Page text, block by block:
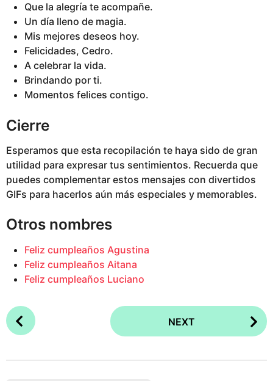
Que la alegría te acompañe.
Un día lleno de magia.
Mis mejores deseos hoy.
Felicidades, Cedro.
A celebrar la vida.
Brindando por ti.
Momentos felices contigo.
Cierre
Esperamos que esta recopilación te haya sido de gran
utilidad para expresar tus sentimientos. Recuerda que
puedes complementar estos mensajes con divertidos
GIFs para hacerlos aún más especiales y memorables.
Otros nombres
Feliz cumpleaños Agustina
Feliz cumpleaños Aitana
Feliz cumpleaños Luciano
P
o
NEXT